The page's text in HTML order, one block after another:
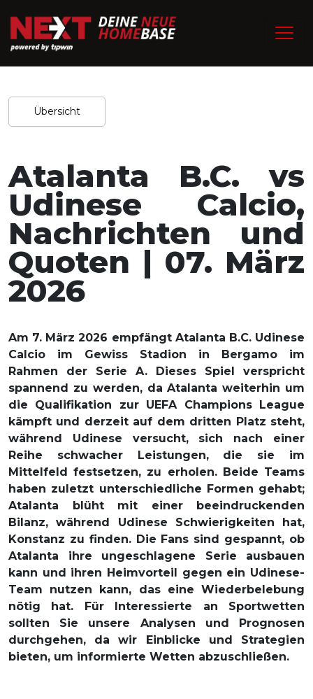
Home/Experten-Tipps
Redaktion / 02.03.2026
Teilen
Übersicht
Atalanta B.C. vs
Udinese Calcio,
Nachrichten und
Quoten | 07. März
2026
Am 7. März 2026 empfängt Atalanta B.C. Udinese
Calcio im Gewiss Stadion in Bergamo im
Rahmen der Serie A. Dieses Spiel verspricht
spannend zu werden, da Atalanta weiterhin um
die Qualifikation zur UEFA Champions League
kämpft und derzeit auf dem dritten Platz steht,
während Udinese versucht, sich nach einer
Reihe schwacher Leistungen, die sie im
Mittelfeld festsetzen, zu erholen. Beide Teams
haben zuletzt unterschiedliche Formen gehabt;
Atalanta blüht mit einer beeindruckenden
Bilanz, während Udinese Schwierigkeiten hat,
Konstanz zu finden. Die Fans sind gespannt, ob
Atalanta ihre ungeschlagene Serie ausbauen
kann und ihren Heimvorteil gegen ein Udinese-
Team nutzen kann, das eine Wiederbelebung
nötig hat. Für Interessierte an Sportwetten
sollten Sie unsere Analysen und Prognosen
durchgehen, da wir Einblicke und Strategien
bieten, um informierte Wetten abzuschließen.